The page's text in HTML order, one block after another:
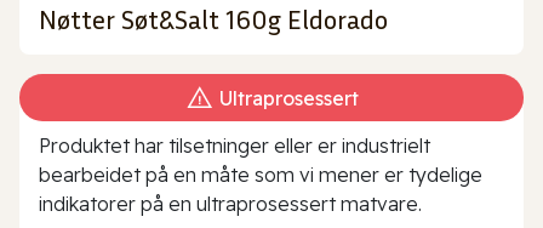
Nøtter Søt&Salt 160g Eldorado
Ultraprosessert
Produktet har tilsetninger eller er industrielt
bearbeidet på en måte som vi mener er tydelige
indikatorer på en ultraprosessert matvare.